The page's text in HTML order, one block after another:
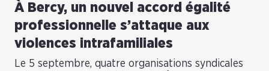
À Bercy, un nouvel accord égalité
professionnelle s’attaque aux
violences intrafamiliales
Le 5 septembre, quatre organisations syndicales